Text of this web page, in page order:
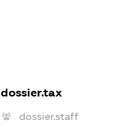
dossier.tax
dossier.staff